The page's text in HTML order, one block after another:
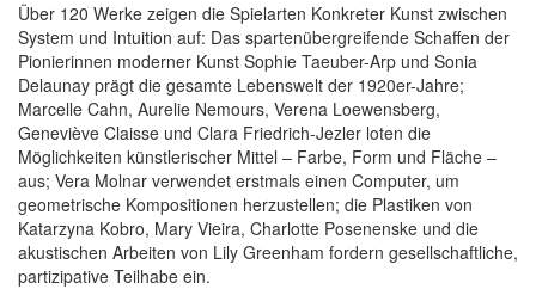
Über 120 Werke zeigen die Spielarten Konkreter Kunst zwischen
System und Intuition auf: Das spartenübergreifende Schaffen der
Pionierinnen moderner Kunst Sophie Taeuber-Arp und Sonia
Delaunay prägt die gesamte Lebenswelt der 1920er-Jahre;
Marcel­le Cahn, Aurelie Nemours, Verena Loewensberg,
Geneviève Claisse und Clara Friedrich-Jezler loten die
Möglichkeiten künstlerischer Mittel – Farbe, Form und Fläche –
aus; Vera Molnar verwendet erstmals einen Computer, um
geometrische Kompositionen herzustellen; die Plastiken von
Katarzyna Kobro, Mary Vieira, Charlotte Posenenske und die
akustischen Arbeiten von Lily Greenham fordern gesellschaftliche,
partizipative Teilhabe ein.